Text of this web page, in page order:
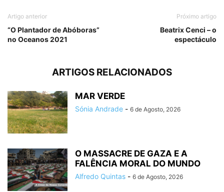
Artigo anterior
“O Plantador de Abóboras”
no Oceanos 2021
Próximo artigo
Beatrix Cenci – o
espectáculo
ARTIGOS RELACIONADOS
MAR VERDE
Sónia Andrade - 6 de Agosto, 2026
O MASSACRE DE GAZA E A
FALÊNCIA MORAL DO MUNDO
Alfredo Quintas - 6 de Agosto, 2026